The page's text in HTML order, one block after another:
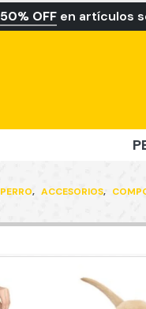
50% OFF en artículos
PERRO, ACCESORIOS,